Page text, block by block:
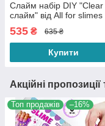
Слайм набір DIY "Clear
слайм" від All for slimes
535 ₴ 635 ₴
Купити
Акційні
Топ продажів –16%